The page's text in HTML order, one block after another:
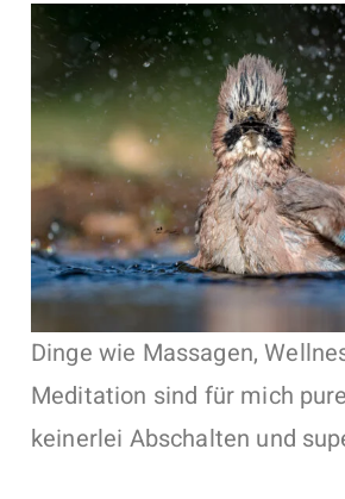
Dinge wie Massagen,
Meditation sind für mich
keinerlei Abschalten und